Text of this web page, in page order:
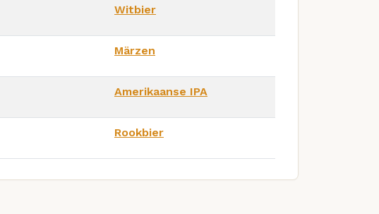
Witbier
Märzen
Amerikaanse IPA
Rookbier